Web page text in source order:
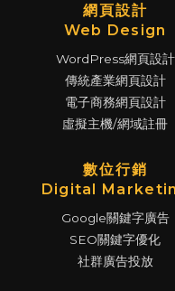
網頁設計
Web Design
WordPress網頁設計
傳統產業網頁設計
電子商務網頁設計
虛擬主機/網域註冊
數位行銷
Digital
Google關鍵字廣告
SEO關鍵字優化
社群廣告投放